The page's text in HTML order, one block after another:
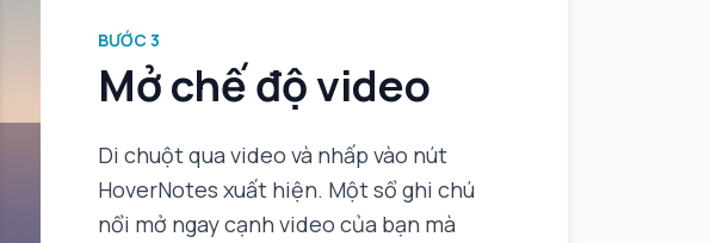
BƯỚC3
Mở chế độ video
Di chuột qua video và nhấp vào nút
HoverNotes xuất hiện. Một sổ ghi chú
nổi mở ngay cạnh video của bạn mà